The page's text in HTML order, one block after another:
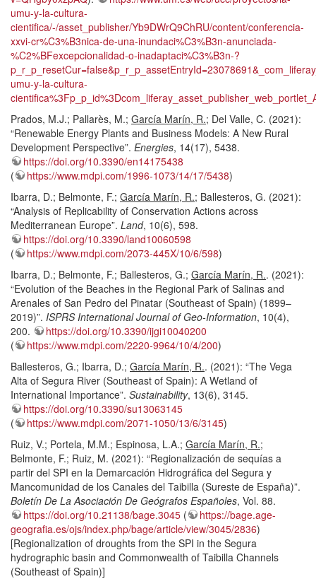
umu-y-la-cultura-
cientifica/-/asset_publisher/Yb9DWrQ9ChRU/content/conferencia-
xxvi-cr%C3%B3nica-de-una-inundaci%C3%B3n-anunciada-
%C2%BFexcepcionalidad-o-inadaptaci%C3%B3n-?
umu-y-la-cultura-
Prados, M.J.; Pallarès, M.; García Marín, R.; Del Valle, C. (2021):
“Renewable Energy Plants and Business Models: A New Rural
Development Perspective”. Energies, 14(17), 5438.
https://doi.org/10.3390/en14175438
(
https://www.mdpi.com/1996-1073/14/17/5438)
Ibarra, D.; Belmonte, F.; García Marín, R.; Ballesteros, G. (2021):
“Analysis of Replicability of Conservation Actions across
Mediterranean Europe”. Land, 10(6), 598.
https://doi.org/10.3390/land10060598
(
https://www.mdpi.com/2073-445X/10/6/598)
Ibarra, D.; Belmonte, F.; Ballesteros, G.; García Marín, R.. (2021):
“Evolution of the Beaches in the Regional Park of Salinas and
Arenales of San Pedro del Pinatar (Southeast of Spain) (1899–
2019)”. ISPRS International Journal of Geo-Information, 10(4),
200.
https://doi.org/10.3390/ijgi10040200
(
https://www.mdpi.com/2220-9964/10/4/200)
Ballesteros, G.; Ibarra, D.; García Marín, R.. (2021): “The Vega
Alta of Segura River (Southeast of Spain): A Wetland of
International Importance”. Sustainability, 13(6), 3145.
https://doi.org/10.3390/su13063145
(
https://www.mdpi.com/2071-1050/13/6/3145)
Ruiz, V.; Portela, M.M.; Espinosa, L.A.; García Marín, R.;
Belmonte, F.; Ruiz, M. (2021): “Regionalización de sequías a
partir del SPI en la Demarcación Hidrográfica del Segura y
Mancomunidad de los Canales del Taibilla (Sureste de España)”.
Boletín De La Asociación De Geógrafos Españoles, Vol. 88.
https://doi.org/10.21138/bage.3045 (
https://bage.age-
geografia.es/ojs/index.php/bage/article/view/3045/2836)
[Regionalization of droughts from the SPI in the Segura
hydrographic basin and Commonwealth of Taibilla Channels
(Southeast of Spain)]